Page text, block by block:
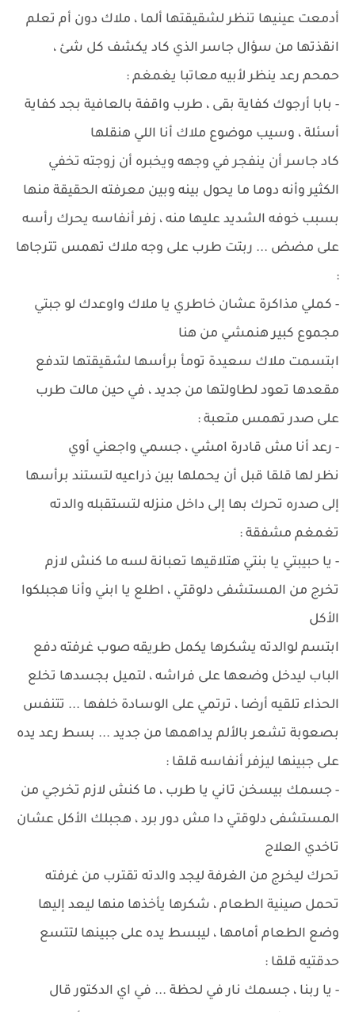
أدمعت عينيها تنظر لشقيقتها ألما ، ملاك دون أم تعلم
انقذتها من سؤال جاسر الذي كاد يكشف كل شئ ،
حمحم رعد ينظر لأبيه معاتبا يغمغم :
- بابا أرجوك كفاية بقى ، طرب واقفة بالعافية بجد كفاية
أسئلة ، وسيب موضوع ملاك أنا اللي هنقلها
كاد جاسر أن ينفجر في وجهه ويخبره أن زوجته تخفي
الكثير وأنه دوما ما يحول بينه وبين معرفته الحقيقة منها
بسبب خوفه الشديد عليها منه ، زفر أنفاسه يحرك رأسه
على مضض ... ربتت طرب على وجه ملاك تهمس تترجاها
:
- كملي مذاكرة عشان خاطري يا ملاك واوعدك لو جبتي
مجموع كبير هنمشي من هنا
ابتسمت ملاك سعيدة تومأ برأسها لشقيقتها لتدفع
مقعدها تعود لطاولتها من جديد ، في حين مالت طرب
على صدر تهمس متعبة :
- رعد أنا مش قادرة امشي ، جسمي واجعني أوي
نظر لها قلقا قبل أن يحملها بين ذراعيه لتستند برأسها
إلى صدره تحرك بها إلى داخل منزله لتستقبله والدته
تغمغم مشفقة :
- يا حبيبتي يا بنتي هتلاقيها تعبانة لسه ما كنش لازم
تخرج من المستشفى دلوقتي ، اطلع يا ابني وأنا هجبلكوا
الأكل
ابتسم لوالدته يشكرها يكمل طريقه صوب غرفته دفع
الباب ليدخل وضعها على فراشه ، لتميل بجسدها تخلع
الحذاء تلقيه أرضا ، ترتمي على الوسادة خلفها ... تتنفس
بصعوبة تشعر بالألم يداهمها من جديد ... بسط رعد يده
على جبينها ليزفر أنفاسه قلقا :
- جسمك بيسخن تاني يا طرب ، ما كنش لازم تخرجي من
المستشفى دلوقتي دا مش دور برد ، هجبلك الأكل عشان
تاخدي العلاج
تحرك ليخرج من الغرفة ليجد والدته تقترب من غرفته
تحمل صينية الطعام ، شكرها يأخذها منها ليعد إليها
وضع الطعام أمامها ، ليبسط يده على جبينها لتتسع
حدقتيه قلقا :
- يا ربنا ، جسمك نار في لحظة ... في اي الدكتور قال